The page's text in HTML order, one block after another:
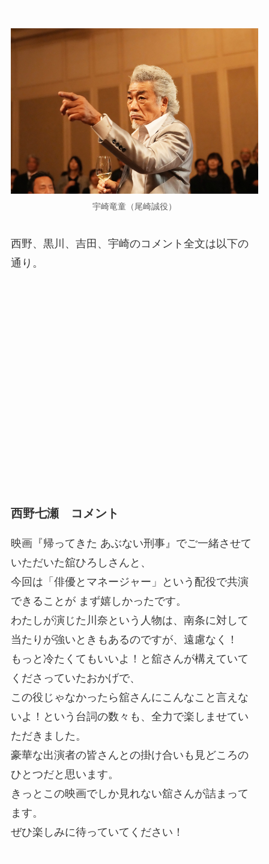
宇崎竜童（尾崎誠役）
西野、黒川、吉田、宇崎のコメント全文は以下の
通り。
西野七瀬 コメント
映画『帰ってきた あぶない刑事』でご一緒させて
いただいた舘ひろしさんと、
今回は「俳優とマネージャー」という配役で共演
できることが まず嬉しかったです。
わたしが演じた川奈という人物は、南条に対して
当たりが強いときもあるのですが、遠慮なく！
もっと冷たくてもいいよ！と舘さんが構えていて
くださっていたおかげで、
この役じゃなかったら舘さんにこんなこと言えな
いよ！という台詞の数々も、全力で楽しませてい
ただきました。
豪華な出演者の皆さんとの掛け合いも見どころの
ひとつだと思います。
きっとこの映画でしか見れない舘さんが詰まって
ます。
ぜひ楽しみに待っていてください！